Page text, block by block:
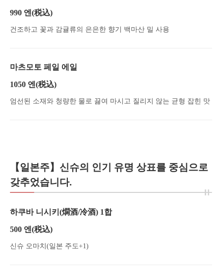
990 엔 (税込)
건조하고 꽃과 감귤류의 은은한 향기 백마산 밀 사용
마츠모토 페일 에일
1050 엔 (税込)
엄선된 소재와 청량한 물로 끓여 마시고 질리지 않는 균형 잡힌 맛
【일본주】신슈의 인기 유명 상표를 중심으로
갖추었습니다.
하쿠바 니시키(燗酒/冷酒) 1합
500 엔 (税込)
신슈 오마치(일본 주도+1)